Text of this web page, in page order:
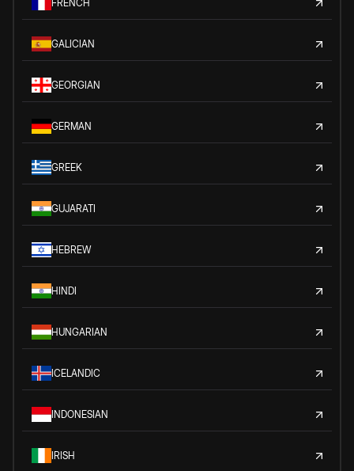
FRENCH
GALICIAN
GEORGIAN
GERMAN
GREEK
GUJARATI
HEBREW
HINDI
HUNGARIAN
ICELANDIC
INDONESIAN
IRISH